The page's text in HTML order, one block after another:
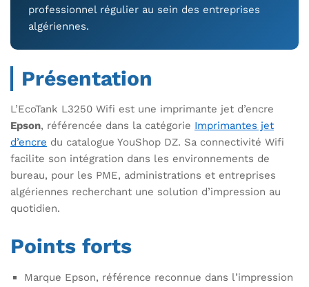
professionnel régulier au sein des entreprises
algériennes.
Présentation
L’EcoTank L3250 Wifi est une imprimante jet d’encre
Epson, référencée dans la catégorie Imprimantes jet
d’encre du catalogue YouShop DZ. Sa connectivité Wifi
facilite son intégration dans les environnements de
bureau, pour les PME, administrations et entreprises
algériennes recherchant une solution d’impression au
quotidien.
Points forts
Marque Epson, référence reconnue dans l’impression